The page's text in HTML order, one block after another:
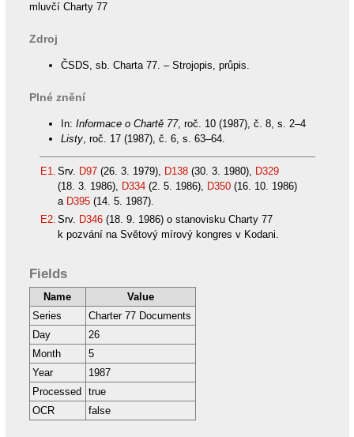
mluvčí Charty 77
Zdroj
ČSDS, sb. Charta 77. – Strojopis, průpis.
Plné znění
In: Informace o Chartě 77, roč. 10 (1987), č. 8, s. 2–4
Listy, roč. 17 (1987), č. 6, s. 63–64.
E1. Srv. D97(26. 3. 1979), D138(30. 3. 1980),
D329
(18. 3. 1986),
D334(2. 5. 1986), D350(16. 10. 1986)
a D395(14. 5. 1987).
E2. Srv. D346(18. 9. 1986) o stanovisku Charty 77
k pozvání na Světový mírový kongres v Kodani.
Fields
Name
Value
Series
Charter 77 Documents
Day
26
Month
5
Year
1987
Processed
true
OCR
false